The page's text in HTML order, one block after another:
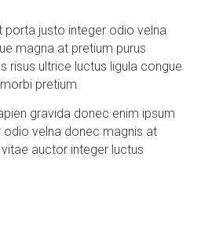
porta justo integer odio velna
magna at pretium purus
risus ultrice luctus ligula congue
pretium
gravida donec enim ipsum
velna donec magnis at
auctor integer luctus